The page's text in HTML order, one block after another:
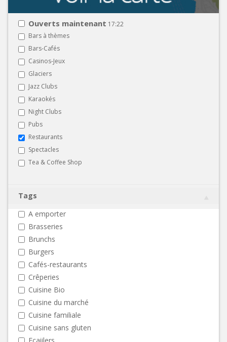
Ouverts maintenant 17:22
Bars à thèmes
Bars-Cafés
Casinos-Jeux
Glaciers
Jazz Clubs
Karaokés
Night Clubs
Pubs
Restaurants
Spectacles
Tea & Coffee Shop
Tags
A emporter
Brasseries
Brunchs
Burgers
Cafés-restaurants
Crêperies
Cuisine Bio
Cuisine du marché
Cuisine familiale
Cuisine sans gluten